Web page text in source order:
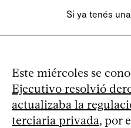
Si ya tenés
Este miércoles se
Ejecutivo resolvió
actualizaba la
terciaria privada, por